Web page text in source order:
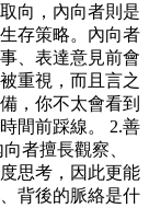
向，內向者則是
存策略。內向者
、表達意見前會
重視，而且言之
，你不太會看到
間前踩線。 2.善
者擅長觀察、
思考，因此更能
背後的脈絡是什